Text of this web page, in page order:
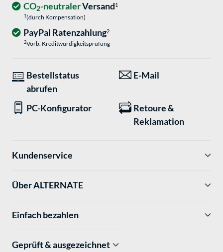
CO2-neutralerVersand1
1(durch Kompensation)
PayPal Ratenzahlung2
2Vorb. Kreditwürdigkeitsprüfung
Bestellstatus
abrufen
E-Mail
PC-Konfigurator
Retoure &
Reklamation
Kundenservice
Über ALTERNATE
Einfach bezahlen
Geprüft & ausgezeichnet